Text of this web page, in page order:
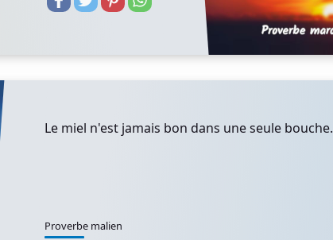
Le miel n'est jamais bon dans une seule bouche.
Proverbe malien